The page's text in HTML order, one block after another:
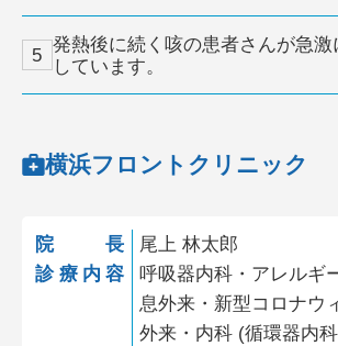
発熱後に続く咳の患者さんが急激
しています。
横浜フロントクリニック
院長
尾上 林太郎
診療内容
呼吸器内科・アレルギ
息外来・新型コロナウ
外来・内科 (循環器内